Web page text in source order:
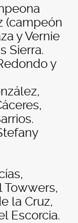
(campeón
y Vernie
Sierra.
y
Towwers,
la Cruz,
Escorcia.